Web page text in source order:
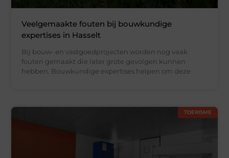
Veelgemaakte fouten bij bouwkundige
expertises in Hasselt
Bij bouw- en vastgoedprojecten worden nog vaak
fouten gemaakt die later grote gevolgen kunnen
hebben. Bouwkundige expertises helpen om deze
TOERISME